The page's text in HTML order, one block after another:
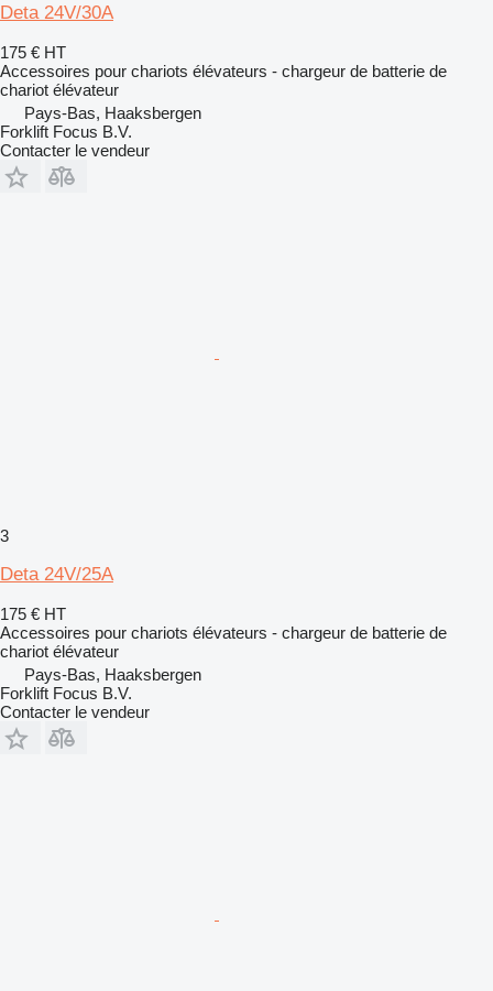
Deta 24V/30A
175 € HT
Accessoires pour chariots élévateurs - chargeur de batterie de
chariot élévateur
Pays-Bas, Haaksbergen
Forklift Focus B.V.
Contacter le vendeur
3
Deta 24V/25A
175 € HT
Accessoires pour chariots élévateurs - chargeur de batterie de
chariot élévateur
Pays-Bas, Haaksbergen
Forklift Focus B.V.
Contacter le vendeur